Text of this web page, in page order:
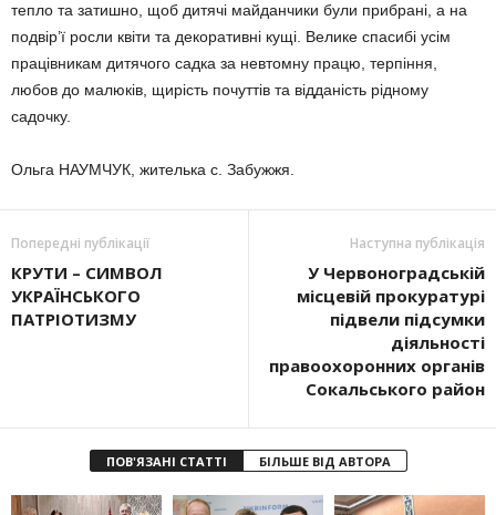
тепло та затишно, щоб дитячі майданчики були прибрані, а на
подвір’ї росли квіти та декоративні кущі. Велике спасибі усім
працівникам дитячого садка за невтомну працю, терпіння,
любов до малюків, щирість почуттів та відданість рідному
садочку.
Ольга НАУМЧУК, жителька с. Забужжя.
Попередні публікації
КРУТИ – СИМВОЛ
УКРАЇНСЬКОГО
ПАТРІОТИЗМУ
Наступна публікація
У Червоноградській
місцевій прокуратурі
підвели підсумки
діяльності
правоохоронних органів
Сокальського район
ПОВ'ЯЗАНІ СТАТТІ БІЛЬШЕ ВІД АВТОРА